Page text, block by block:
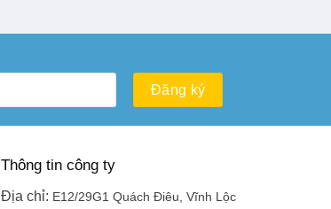
Thông tin công ty
Địa chỉ: E12/29G1 Quách Điêu, Vĩnh Lộc